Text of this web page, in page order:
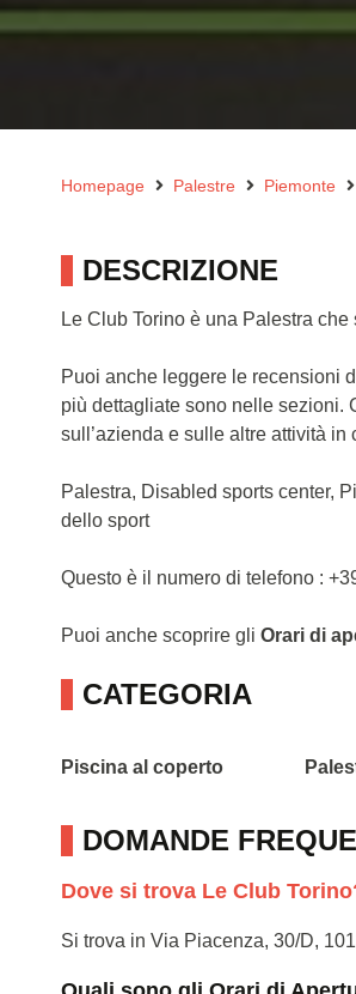
Homepage Palestre Piemonte
DESCRIZIONE
Le Club Torino è una Palestra
Puoi anche leggere le recensioni
più dettagliate sono nelle sezioni.
sull’azienda e sulle altre attività in
Palestra, Disabled sports center,
dello sport
Questo è il numero di telefono :
Puoi anche scoprire gli Orari di
CATEGORIA
Piscina al coperto
DOMANDE
Dove si trova Le Club
Si trova in Via Piacenza, 30/D,